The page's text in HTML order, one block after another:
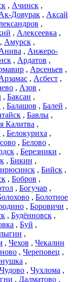
, Ачинск ,
Довурак , Аксай
,
, Алексеевка ,
, Амурск ,
, Анжеро-
, Ардатов ,
, Арсеньев ,
, Асбест ,
, Азов ,
, Баксан ,
, Балашов , Балей ,
, Бавлы ,
Калитва ,
, Белокуриха ,
, Белово ,
, Березники ,
, Бикин ,
, Бийск ,
, Бобров ,
, Богучар ,
, Болотное
, Боровичи ,
, Будённовск ,
, Буй ,
,
, Чехов , Чекалин
, Череповец ,
,
Чудово , Чухлома ,
, Далматово ,